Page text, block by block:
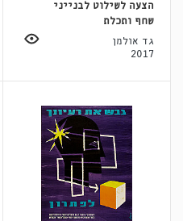
הצעה לשילוט לבנייני
שחף ותכלת
גד אולמן
2017